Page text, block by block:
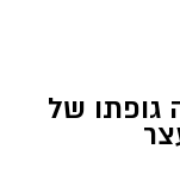
גופתו של